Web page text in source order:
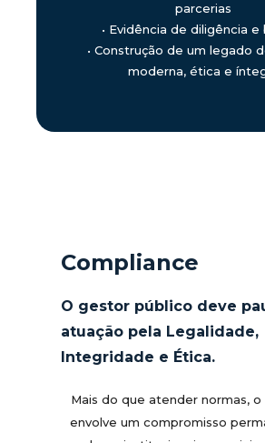
parcerias
• Evidência de diligência e
• Construção de um legado
moderna, ética e
Compliance
O gestor público deve
atuação pela Legalidade,
Integridade e Ética.
Mais do que atender normas, o
envolve um compromisso